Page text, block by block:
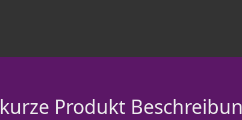
kurze Produkt